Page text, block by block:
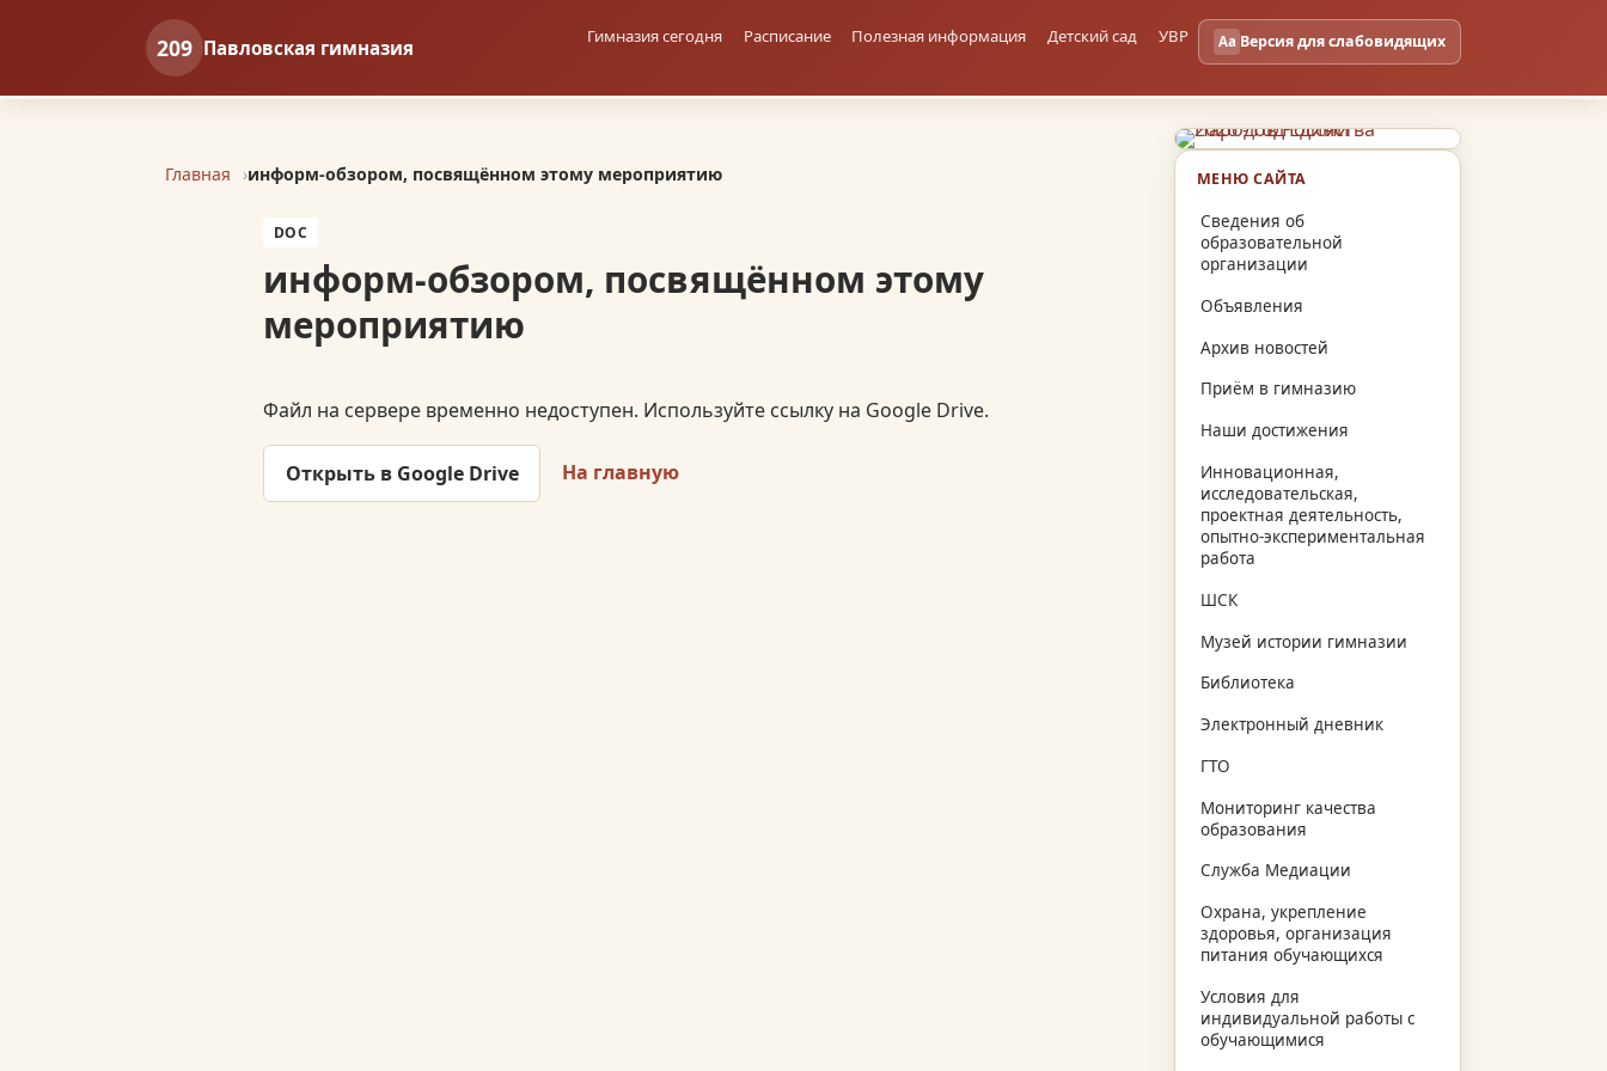
209 Павловская гимназия Гимназия сегодня Расписание Полезная информация Детский сад УВР Aa Версия для слабовидящих
Главная информ-обзором, посвящённом этому мероприятию
DOC
информ-обзором, посвящённом этому
мероприятию
Файл на сервере временно недоступен. Используйте ссылку на Google Drive.
Открыть в Google Drive На главную
МЕНЮ САЙТА
Сведения об
образовательной
организации
Объявления
Архив новостей
Приём в гимназию
Наши достижения
Инновационная,
исследовательская,
проектная деятельность,
опытно-экспериментальная
работа
ШСК
Музей истории гимназии
Библиотека
Электронный дневник
ГТО
Мониторинг качества
образования
Служба Медиации
Охрана, укрепление
здоровья, организация
питания обучающихся
Условия для
индивидуальной работы с
обучающимися